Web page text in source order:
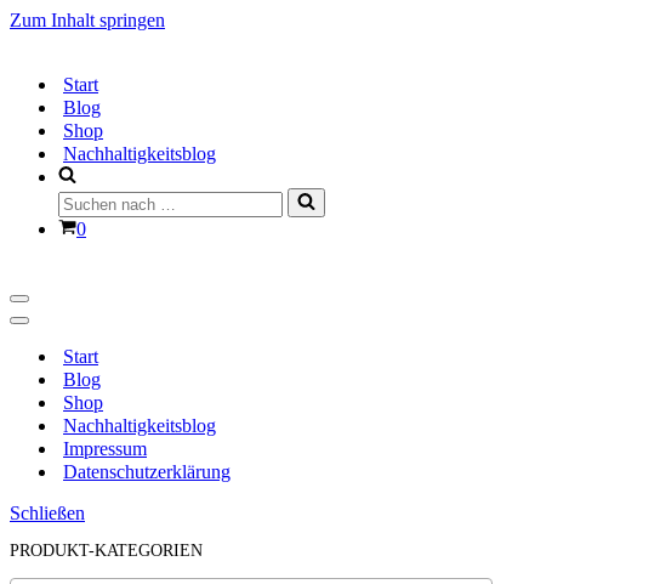
Zum Inhalt springen
Start
Blog
Shop
Nachhaltigkeitsblog
Suchen
nach …
Warenkorb
0
Navigationsmenü
Navigationsmenü
Start
Blog
Shop
Nachhaltigkeitsblog
Impressum
Datenschutzerklärung
Schließen
PRODUKT-KATEGORIEN